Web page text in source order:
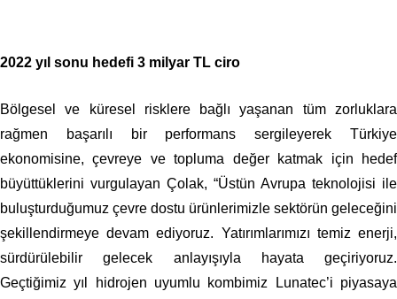
2022 yıl sonu hedefi 3 milyar TL ciro
Bölgesel ve küresel risklere bağlı yaşanan tüm zorluklara
rağmen başarılı bir performans sergileyerek Türkiye
ekonomisine, çevreye ve topluma değer katmak için hedef
büyüttüklerini vurgulayan Çolak, “Üstün Avrupa teknolojisi ile
buluşturduğumuz çevre dostu ürünlerimizle sektörün geleceğini
şekillendirmeye devam ediyoruz. Yatırımlarımızı temiz enerji,
sürdürülebilir gelecek anlayışıyla hayata geçiriyoruz.
Geçtiğimiz yıl hidrojen uyumlu kombimiz Lunatec’i piyasaya